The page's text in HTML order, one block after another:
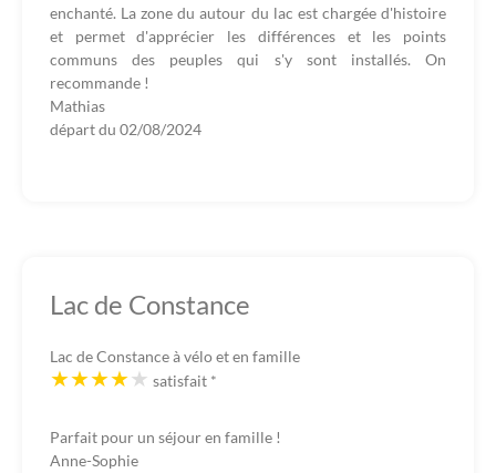
enchanté. La zone du autour du lac est chargée d'histoire
et permet d'apprécier les différences et les points
communs des peuples qui s'y sont installés. On
recommande !
Mathias
départ du 02/08/2024
Lac de Constance
Lac de Constance à vélo et en famille
satisfait *
Parfait pour un séjour en famille !
Anne-Sophie